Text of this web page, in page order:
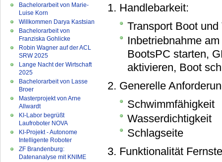
Bachelorarbeit von Marie-
Luise Korn
Willkommen Darya Kastsian
Bachelorarbeit von
Franziska Gohlicke
Robin Wagner auf der ACL
SRW 2025
Lange Nacht der Wirtschaft
2025
Bachelorarbeit von Lasse
Broer
Masterprojekt von Arne
Allwardt
KI-Labor begrüßt
Laufroboter NOVA
KI-Projekt - Autonome
Intelligente Roboter
ZF Brandenburg:
Datenanalyse mit KNIME
1. Handlebarkeit:
Transport Boot und
Inbetriebnahme
BootsPC starten,
aktivieren, Boot
2. Generelle
Schwimmfähigkeit
Wasserdichtigkeit
Schlagseite
3. Funktionalität